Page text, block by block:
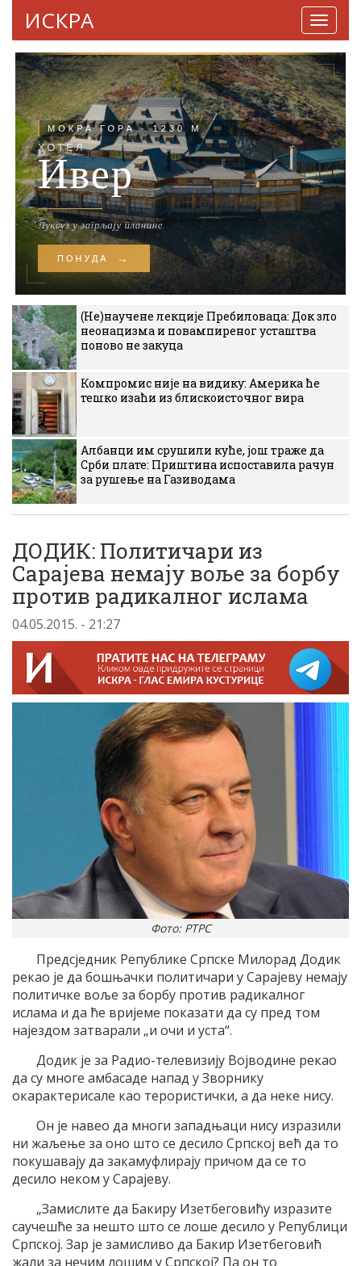
ИСКРА
(Не)научене лекције Пребиловаца: Док зло
неонацизма и повампиреног усташтва
поново не закуца
Компромис није на видику: Америка ће
тешко изаћи из блискоисточног вира
Албанци им срушили куће, још траже да
Срби плате: Приштина испоставила рачун
за рушење на Газиводама
ДОДИК: Политичари из
Сарајева немају воље за борбу
против радикалног ислама
04.05.2015. - 21:27
Фото: РТРС
Предсједник Републике Српске Милорад Додик
рекао је да бошњачки политичари у Сарајеву немају
политичке воље за борбу против радикалног
ислама и да ће вријеме показати да су пред том
најездом затварали „и очи и уста“.
Додик је за Радио-телевизију Војводине рекао
да су многе амбасаде напад у Зворнику
окарактерисале као терористички, а да неке нису.
Он је навео да многи западњаци нису изразили
ни жаљење за оно што се десило Српској већ да то
покушавају да закамуфлирају причом да се то
десило неком у Сарајеву.
„Замислите да Бакиру Изетбеговићу изразите
саучешће за нешто што се лоше десило у Републици
Српској. Зар је замисливо да Бакир Изетбеговић
жали за нечим лошим у Српској? Па он то